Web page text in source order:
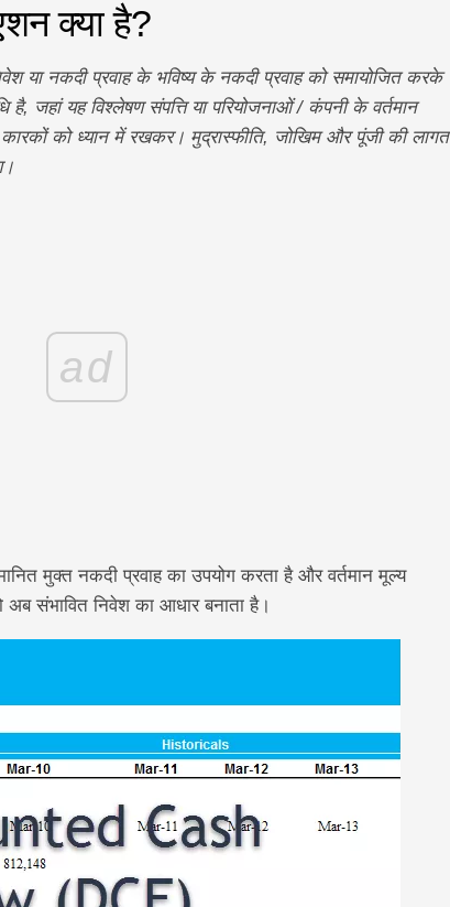
क्या है?
या नकदी प्रवाह के भविष्य के नकदी प्रवाह को समायोजित करके
जहां यह विश्लेषण संपत्ति या परियोजनाओं / कंपनी के वर्तमान
को ध्यान में रखकर। मुद्रास्फीति, जोखिम और पूंजी की लागत
ad
मुक्त नकदी प्रवाह का उपयोग करता है और वर्तमान मूल्य
संभावित निवेश का आधार बनाता है।